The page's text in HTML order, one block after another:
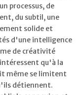
processus, de
du subtil, une
solide et
d'une intelligence
de créativité
qu'à la
même se limitent
détiennent.